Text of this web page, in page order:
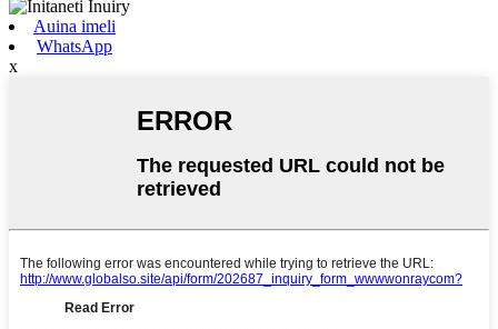
Auina imeli
WhatsApp
x